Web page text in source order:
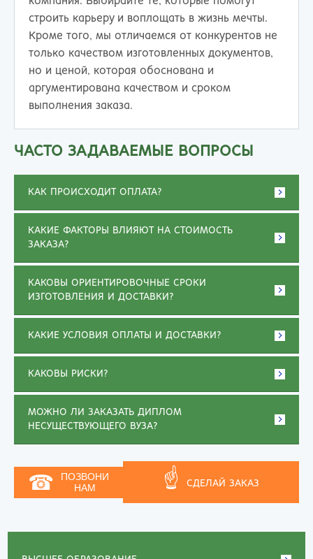
строить карьеру и воплощать в жизнь мечты.
Кроме того, мы отличаемся от конкурентов не
только качеством изготовленных документов,
но и ценой, которая обоснована и
аргументирована качеством и сроком
выполнения заказа.
ЧАСТО ЗАДАВАЕМЫЕ ВОПРОСЫ
КАК ПРОИСХОДИТ ОПЛАТА?
КАКИЕ ФАКТОРЫ ВЛИЯЮТ НА СТОИМОСТЬ
ЗАКАЗА?
КАКОВЫ ОРИЕНТИРОВОЧНЫЕ СРОКИ
ИЗГОТОВЛЕНИЯ И ДОСТАВКИ?
КАКИЕ УСЛОВИЯ ОПЛАТЫ И ДОСТАВКИ?
КАКОВЫ РИСКИ?
МОЖНО ЛИ ЗАКАЗАТЬ ДИПЛОМ
НЕСУЩЕСТВУЮЩЕГО ВУЗА?
☎
ПОЗВОНИ
НАМ
☝ СДЕЛАЙ ЗАКАЗ